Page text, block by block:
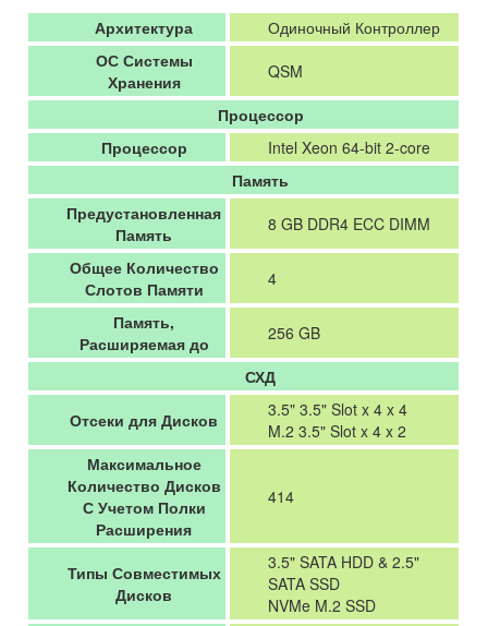
Архитектура
Одиночный Контроллер
ОС Системы
Хранения
QSM
Процессор
Процессор
Intel Xeon 64-bit 2-core
Память
Предустановленная
Память
8 GB DDR4 ECC DIMM
Общее Количество
Слотов Памяти
4
Память,
Расширяемая до
256 GB
СХД
Отсеки для Дисков
3.5" 3.5" Slot x 4 x 4
M.2 3.5" Slot x 4 x 2
Максимальное
Количество Дисков
С Учетом Полки
Расширения
414
Типы Совместимых
Дисков
3.5" SATA HDD & 2.5"
SATA SSD
NVMe M.2 SSD